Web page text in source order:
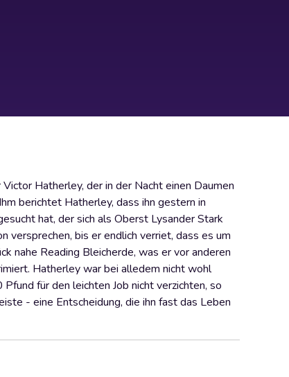
Hatherley, der in der Nacht einen Daumen
berichtet Hatherley, dass ihn gestern in
hat, der sich als Oberst Lysander Stark
bis er endlich verriet, dass es um
nahe Reading Bleicherde, was er vor anderen
Hatherley war bei alledem nicht wohl
für den leichten Job nicht verzichten, so
- eine Entscheidung, die ihn fast das Leben